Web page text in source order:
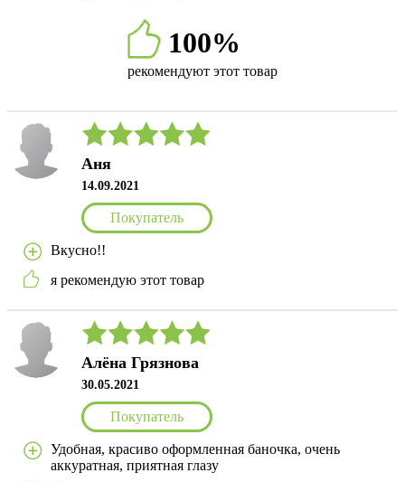
100%
рекомендуют этот товар
Аня
14.09.2021
Покупатель
Вкусно!!
я рекомендую этот товар
Алёна Грязнова
30.05.2021
Покупатель
Удобная, красиво оформленная баночка, очень
аккуратная, приятная глазу